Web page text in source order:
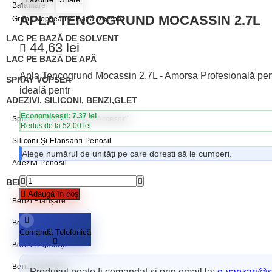
Balamale
Grund Vopsea Pe Bază De Apă
LAC PE BAZĂ DE SOLVENT
LAC PE BAZĂ DE APĂ
SPRAY VOPSEA
ADEZIVI, SILICONI, BENZI,GLET
Spumă Poliuretanică Și Accesorii
Siliconi Și Etansanti Penosil
Adezivi Penosil
BENZI ADEZIVE / AUTOADEZIVE
Benzi Etanșare
Benzi Mascare
Benzi Reparații
Benzi Ambalare
APLA TENCOGRUND MOCASSIN 2.7L
44,63 lei
Apla Tencogrund Mocassin 2.7L - Amorsa Profesională
ideală pentr
Economisești: 7.37 lei
Redus de la 52.00 lei
Alege numărul de unități pe care dorești să le cumperi.
Adaugă în coș
Comandă Telefonică